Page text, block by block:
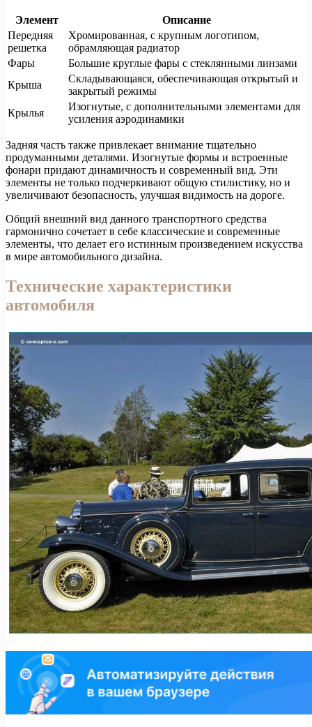
Элемент
Описание
Передняя
решетка
Хромированная, с крупным логотипом,
обрамляющая радиатор
Фары
Большие круглые фары с стеклянными линзами
Крыша
Складывающаяся, обеспечивающая открытый и
закрытый режимы
Крылья
Изогнутые, с дополнительными элементами для
усиления аэродинамики
Задняя часть также привлекает внимание тщательно
продуманными деталями. Изогнутые формы и встроенные
фонари придают динамичность и современный вид. Эти
элементы не только подчеркивают общую стилистику, но и
увеличивают безопасность, улучшая видимость на дороге.
Общий внешний вид данного транспортного средства
гармонично сочетает в себе классические и современные
элементы, что делает его истинным произведением искусства
в мире автомобильного дизайна.
Технические характеристики
автомобиля